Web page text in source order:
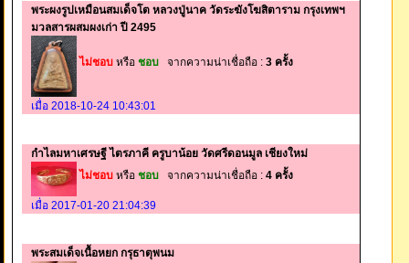
พระผงรูปเหมือนสมเด็จโต หลวงปู่นาค วัดระฆังโฆสิตาราม กรุงเทพฯ
มวลสารผสมผงเก่า ปี 2495
ไม่ชอบ หรือ ชอบ จากความน่าเชื่อถือ : 3 ครั้ง
เมื่อ 2018-10-24 10:43:01
กำไลมหาเศรษฐี ไตรภาคี ครูบาน้อย วัดศรีดอนมูล เชียงใหม่
ไม่ชอบ หรือ ชอบ จากความน่าเชื่อถือ : 4 ครั้ง
เมื่อ 2017-01-20 21:04:39
พระสมเด็จเนื้อหยก กรุธาตุพนม